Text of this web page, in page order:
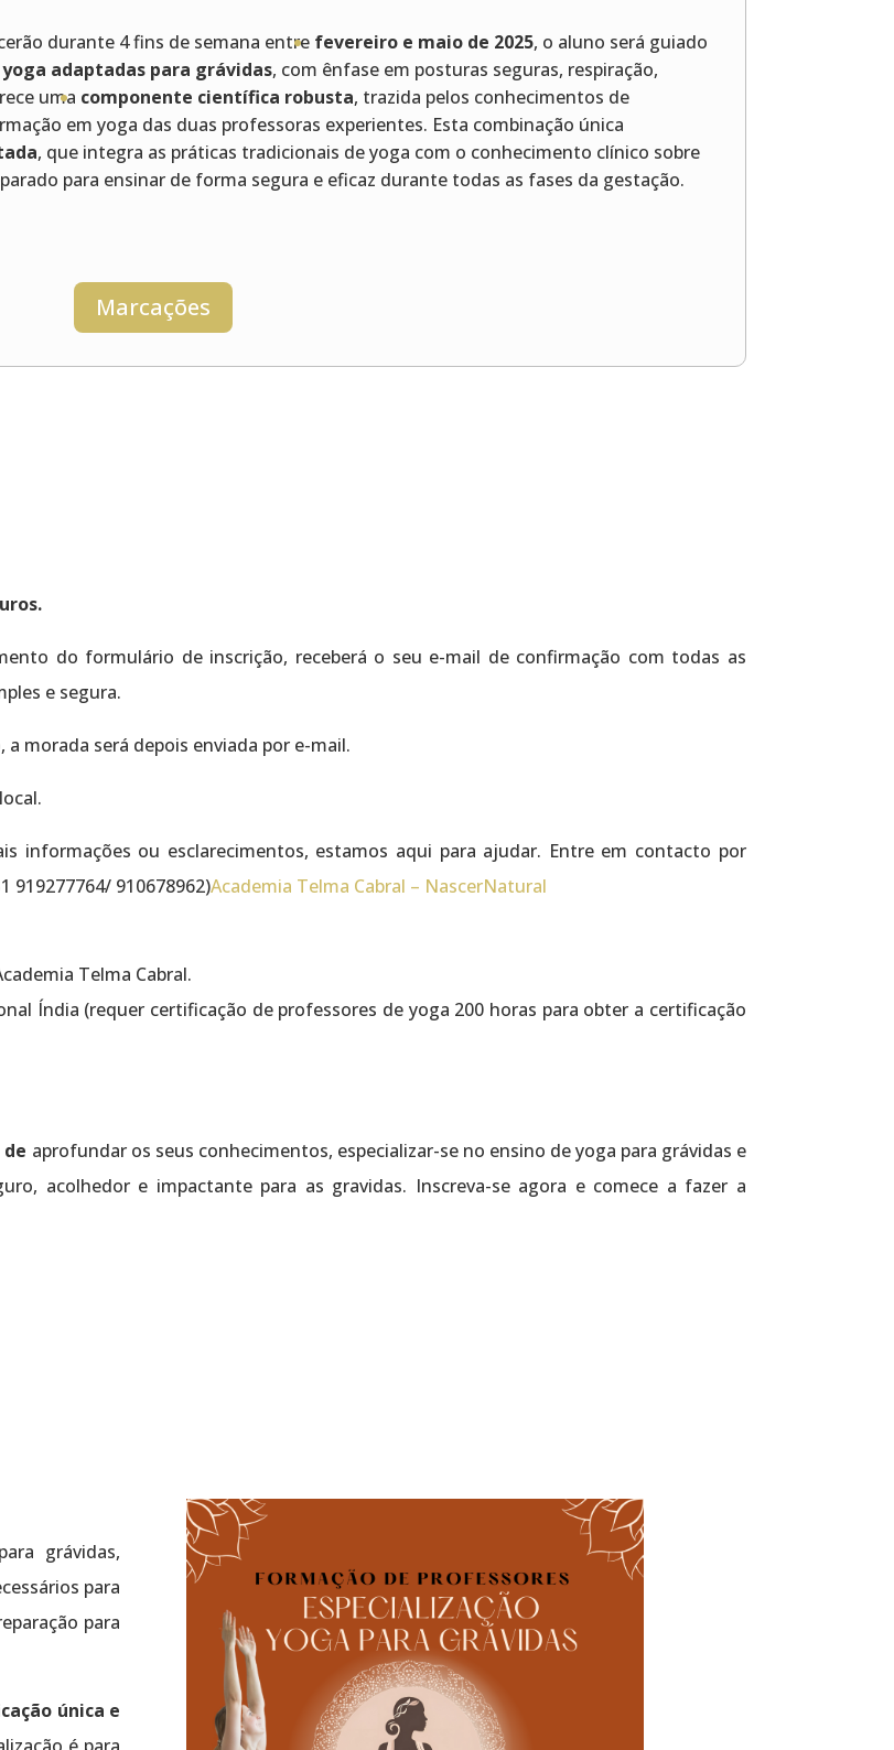
durante 4 fins de semana entre fevereiro e maio de 2025, o aluno será guiado
adaptadas para grávidas, com ênfase em posturas seguras, respiração,
uma componente científica robusta, trazida pelos conhecimentos de
em yoga das duas professoras experientes. Esta combinação única
, que integra as práticas tradicionais de yoga com o conhecimento clínico sobre
para ensinar de forma segura e eficaz durante todas as fases da gestação.
Marcações
do formulário de inscrição, receberá o seu e-mail de confirmação com todas as
e segura.
a morada será depois enviada por e-mail.
informações ou esclarecimentos, estamos aqui para ajudar. Entre em contacto por
919277764/ 910678962)Academia Telma Cabral – NascerNatural
Telma Cabral.
Índia (requer certificação de professores de yoga 200 horas para obter a certificação
aprofundar os seus conhecimentos, especializar-se no ensino de yoga para grávidas e
acolhedor e impactante para as gravidas. Inscreva-se agora e comece a fazer a
grávidas,
para
para
única e